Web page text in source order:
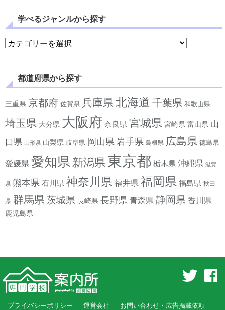
学べるジャンルから探す
学べるジャンルから探す
都道府県から探す
三重県 京都府 佐賀県 兵庫県 北海道 千葉県 和歌山県
埼玉県 大分県 大阪府 奈良県 宮城県 宮崎県 富山県 山
口県 山形県 山梨県 岐阜県 岡山県 岩手県 島根県 広島県 徳島県
愛媛県 愛知県 新潟県 東京都 栃木県 沖縄県 滋賀
県 熊本県 石川県 神奈川県 福井県 福岡県 福島県 秋田
県 群馬県 茨城県 長崎県 長野県 青森県 静岡県 香川県
鹿児島県
プライバシーポリシー 運営会社 お問い合わせ・広告掲載依頼